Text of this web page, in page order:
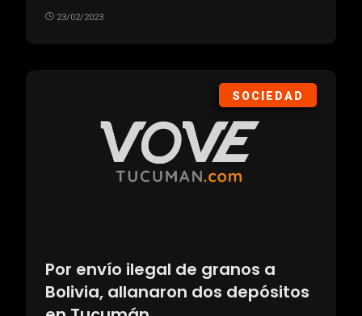
23/02/2023
SOCIEDAD
Por envío ilegal de granos a
Bolivia, allanaron dos depósitos